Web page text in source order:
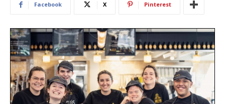
Facebook X Pinterest